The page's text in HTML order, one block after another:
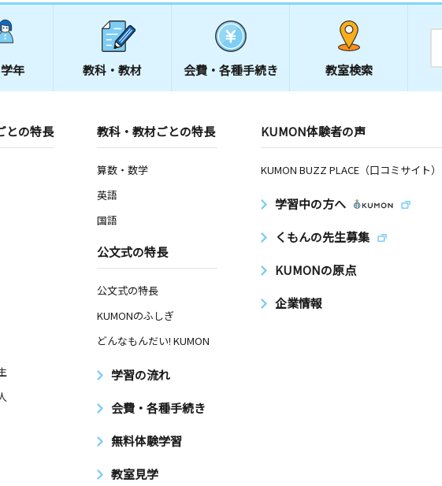
年 教科・教材 会費・ 各種手続き 教室検索
との特長 教科・教材ごとの特長
算数・数学
英語
国語
公文式の特長
公文式の特長
KUMONのふしぎ
どんなもんだい! KUMON
学習の流れ
会費・各種手続き
無料体験学習
教室見学
KUMON体験者の声
KUMON BUZZ PLACE（口コミサイト）
学習中の方へ
くもんの先生募集
KUMONの原点
企業情報